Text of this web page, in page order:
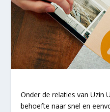
Onder de relaties van Uzin
behoefte naar snel en